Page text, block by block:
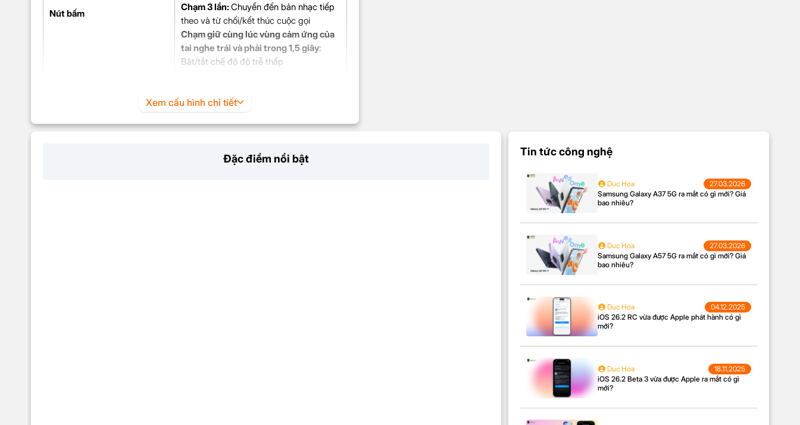
Nút bấm
Chạm 3 lần:Chuyển đến bản nhạc tiếp
theo và từ chối/kết thúc cuộc gọi
Chạm giữ cùng lúc vùng cảm ứng của
tai nghe trái và phải trong 1,5 giây:
Bật/tắt chế độ độ trễ thấp
Cáp sạc Type-C
Sách hướng dẫn sử dụng
Đệm tai nghe
Xem cấu hình chi tiết
Đặc điểm nổi bật
Tin tức công nghệ
Duc Hoa
27.03.2026
Samsung Galaxy A37 5G ra mắt có gì mới? Giá
bao nhiêu?
Duc Hoa
27.03.2026
Samsung Galaxy A57 5G ra mắt có gì mới? Giá
bao nhiêu?
Duc Hoa
04.12.2025
iOS 26.2 RC vừa được Apple phát hành có gì
mới?
Duc Hoa
18.11.2025
iOS 26.2 Beta 3 vừa được Apple ra mắt có gì
mới?